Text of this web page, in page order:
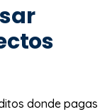
donde pagas